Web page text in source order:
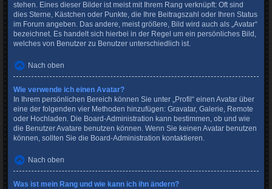
stehen. Eines dieser Bilder ist meist mit Ihrem Rang verknüpft: Oft sind
dies Sterne, Kästchen oder Punkte, die Ihre Beitragszahl oder Ihren Status
im Forum angeben. Das andere, meist größere, Bild wird auch als „Avatar“
bezeichnet. Es handelt sich hierbei in der Regel um ein persönliches Bild,
welches von Benutzer zu Benutzer unterschiedlich ist.
Nach oben
Wie verwende ich einen Avatar?
In Ihrem persönlichen Bereich können Sie unter „Profil“ einen Avatar über
eine der folgenden vier Methoden hinzufügen: Gravatar, Galerie, Remote
oder Hochladen. Die Board-Administration kann bestimmen, ob und wie
die Benutzer Avatare benutzen können. Wenn Sie keinen Avatar benutzen
können, sollten Sie die Board-Administration kontaktieren.
Nach oben
Was ist mein Rang und wie kann ich ihn ändern?